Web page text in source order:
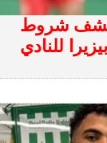
شروط
للنادي